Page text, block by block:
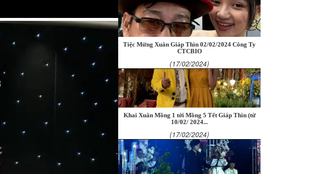
Tiệc Mừng Xuân Giáp Thìn 02/02/2024 Công Ty
CTCBIO
(17/02/2024)
Khai Xuân Mồng 1 tới Mồng 5 Tết Giáp Thìn (từ
10/02/ 2024...
(17/02/2024)